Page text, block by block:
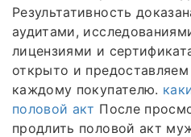
Результативность
аудитами,
лицензиями и
открыто и
каждому покупателю.
половой акт После
продлить половой акт